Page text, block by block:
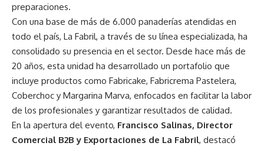
preparaciones.
Con una base de más de 6.000 panaderías atendidas en
todo el país, La Fabril, a través de su línea especializada, ha
consolidado su presencia en el sector. Desde hace más de
20 años, esta unidad ha desarrollado un portafolio que
incluye productos como Fabricake, Fabricrema Pastelera,
Coberchoc y Margarina Marva, enfocados en facilitar la labor
de los profesionales y garantizar resultados de calidad.
En la apertura del evento, Francisco Salinas, Director
Comercial B2B y Exportaciones de La Fabril, destacó